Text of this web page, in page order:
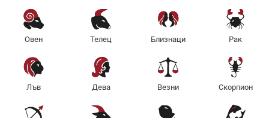
Овен Телец Близнаци Рак
Лъв Дева Везни Скорпион